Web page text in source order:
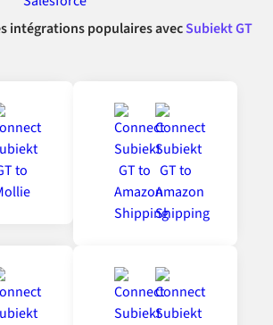
intégrations populaires avecSubiekt GT